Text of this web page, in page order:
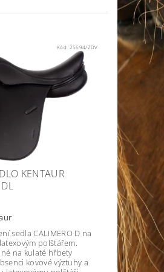
Kód: 25694/ZDV
KENTAUR
sedla CALIMERO D na
polštářem.
na kulaté hřbety
kovové výztuhy a